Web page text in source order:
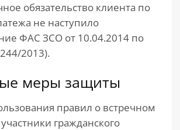
обязательство клиента по
не наступило
ФАС ЗСО от 10.04.2014 по
2013).
меры защиты
правил о встречном
гражданского